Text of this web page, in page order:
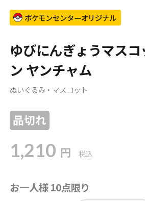
ポケモンセンターオリジナル
ゆびにんぎょうマス
ン ヤンチャム
ぬいぐるみ・マスコット
品切れ
1,210 円 税込
お一人様 10点限り